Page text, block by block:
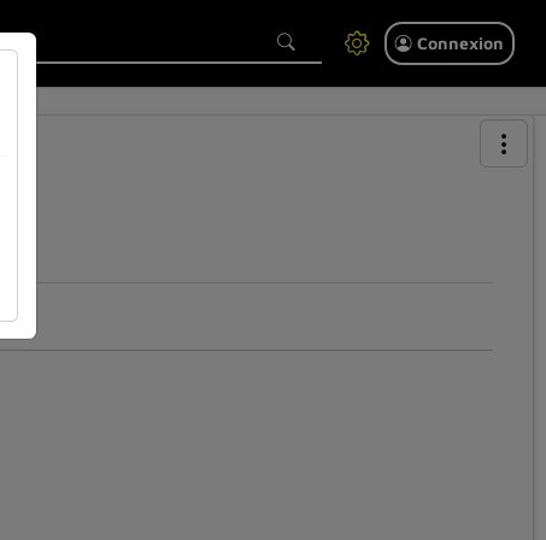
Connexion